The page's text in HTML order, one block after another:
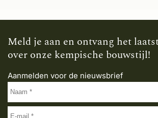
Meld je aan en ontvang het
over onze kempische bouwstijl!
Aanmelden voor de nieuwsbrief